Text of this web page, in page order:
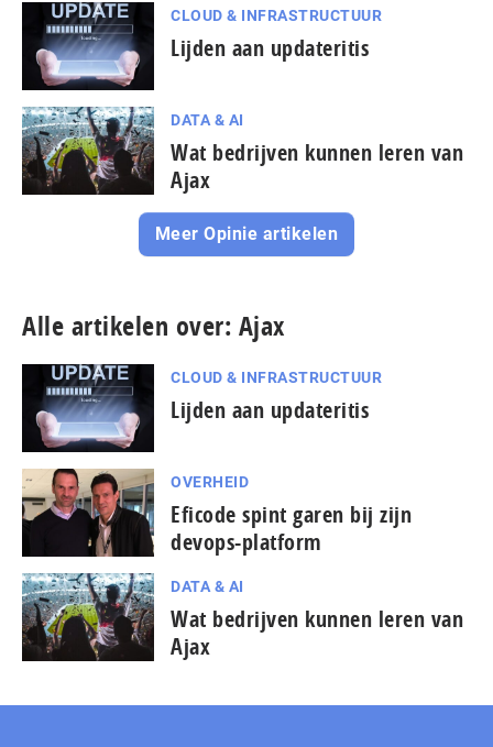
CLOUD & INFRASTRUCTUUR
Lijden aan updateritis
DATA & AI
Wat bedrijven kunnen leren van
Ajax
Meer Opinie artikelen
Alle artikelen over: Ajax
CLOUD & INFRASTRUCTUUR
Lijden aan updateritis
OVERHEID
Eficode spint garen bij zijn
devops-platform
DATA & AI
Wat bedrijven kunnen leren van
Ajax